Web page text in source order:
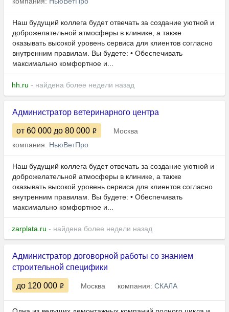
Наш будущий коллега будет отвечать за создание уютной и
доброжелательной атмосферы в клинике, а также
оказывать высокой уровень сервиса для клиентов согласно
внутренним правилам. Вы будете: • Обеспечивать
максимально комфортное и...
hh.ru - найдена более недели назад
Администратор ветеринарного центра
от 60 000 до 80 000
Москва
компания: НьюВетПро
Наш будущий коллега будет отвечать за создание уютной и
доброжелательной атмосферы в клинике, а также
оказывать высокой уровень сервиса для клиентов согласно
внутренним правилам. Вы будете: • Обеспечивать
максимально комфортное и...
zarplata.ru - найдена более недели назад
Администратор договорной работы со знанием
строительной специфики
до 120 000 Москва компания: СКАЛА